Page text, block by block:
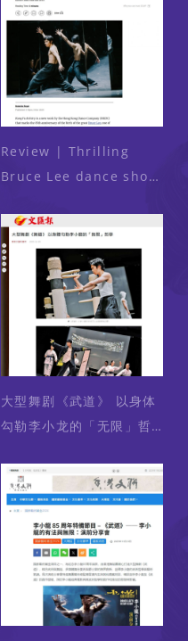
Review | Thrilling
Bruce Lee dance show
star’s life and career
大型舞剧《武道》 以身体
勾勒李小龙的「无限」哲